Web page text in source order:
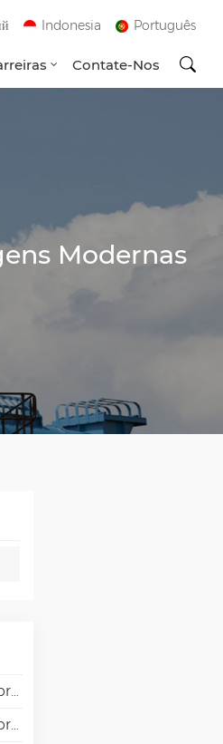
Indonesia Português
Contate-Nos
Modernas